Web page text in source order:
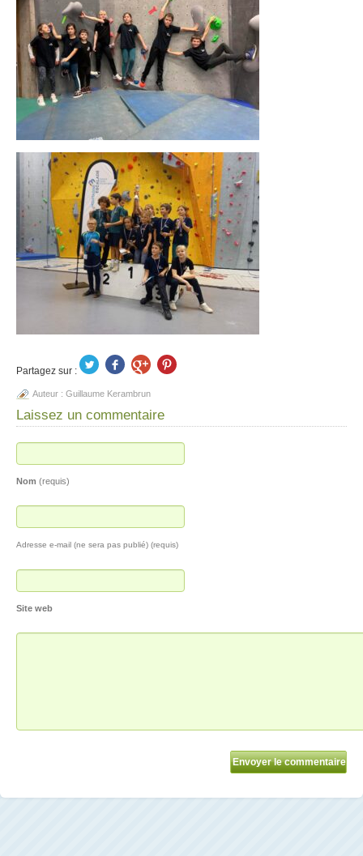
Partagez sur :
Auteur : Guillaume Kerambrun
Laissez un commentaire
Nom (requis)
Adresse e-mail (ne sera pas publié) (requis)
Site web